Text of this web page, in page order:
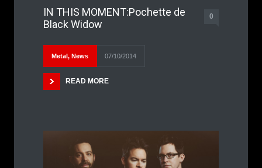
IN THIS MOMENT:Pochette de
Black Widow
0
Metal, News 07/10/2014
READ MORE